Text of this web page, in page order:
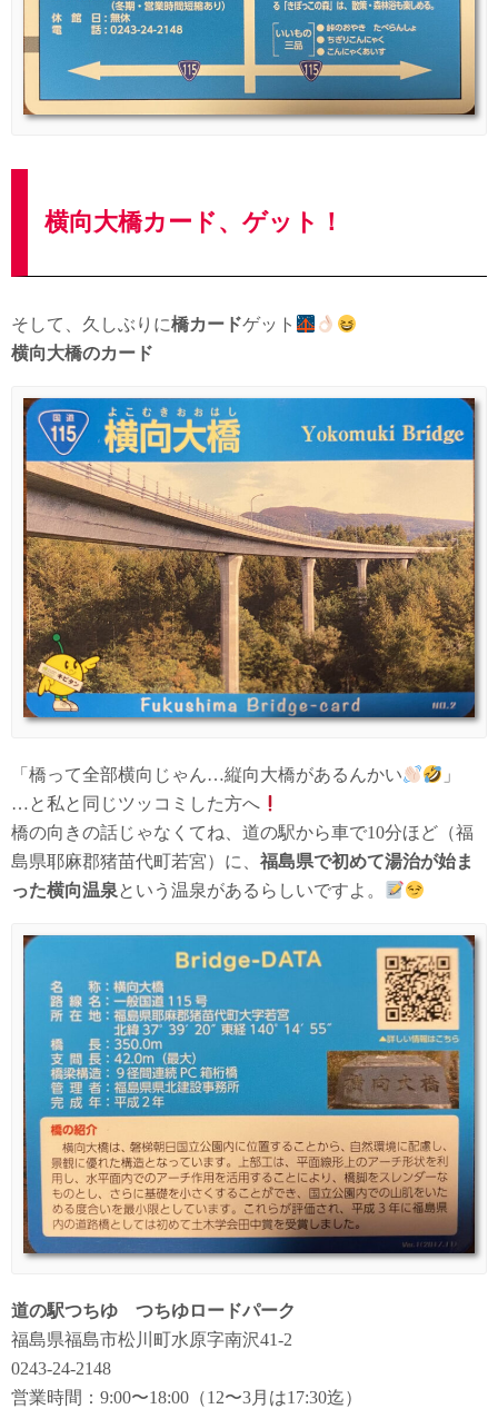
横向大橋カード、ゲット！
そして、久しぶりに橋カードゲット
横向大橋のカード
「橋って全部横向じゃん…縦向大橋があるんかい
」
…と私と同じツッコミした方へ
橋の向きの話じゃなくてね、道の駅から車で10分ほど（福
島県耶麻郡猪苗代町若宮）に、 福島県で初めて湯治が始ま
った横向温泉という温泉があるらしいですよ。
道の駅つちゆ つちゆロードパーク
福島県福島市松川町水原字南沢41-2
0243-24-2148
営業時間：9:00〜18:00（12〜3月は17:30迄）